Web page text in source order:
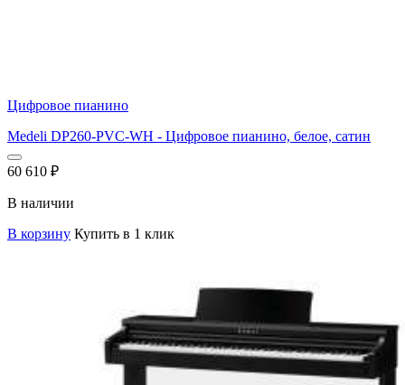
Цифровое пианино
Medeli DP260-PVC-WH - Цифровое пианино, белое, сатин
60 610 ₽
В наличии
В корзину Купить в 1 клик